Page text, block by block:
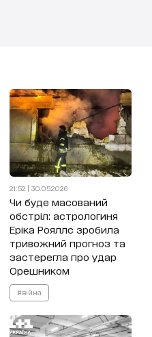
21:52 | 30.05.2026
Чи буде масований
обстріл: астрологиня
Еріка Рояллс зробила
тривожний прогноз та
застерегла про удар
Орешником
#війна